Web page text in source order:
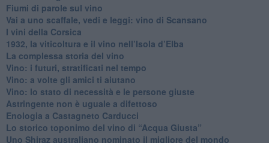
Fiumi di parole sul vino
​Vai a uno scaffale, vedi e leggi: vino di Scansano
​I vini della Corsica
​1932, la viticoltura e il vino nell’Isola d’Elba
​La complessa storia del vino
​Vino: i futuri, stratificati nel tempo
Vino: a volte gli amici ti aiutano
Vino: lo stato di necessità e le persone giuste
​Astringente non è uguale a difettoso
Enologia a Castagneto Carducci
Lo storico toponimo del vino di “Acqua Giusta”
Uno Shiraz australiano nominato il migliore del mondo